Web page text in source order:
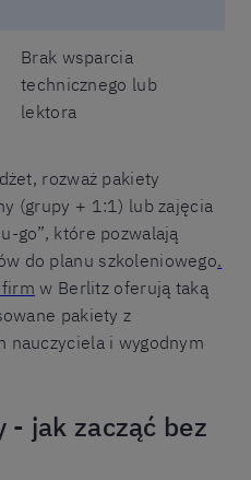
Brak wsparcia
technicznego lub
lektora
rozważ pakiety
(grupy + 1:1) lub zajęcia
go”, które pozwalają
do planu szkoleniowego.
w Berlitz oferują taką
pakiety z
nauczyciela i wygodnym
- jak zacząć bez